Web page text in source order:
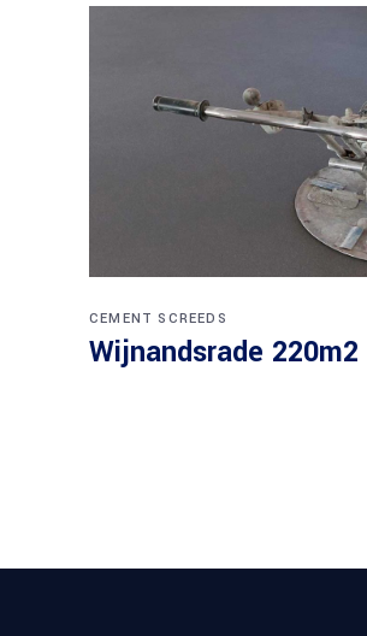
CEMENT SCREEDS
Wijnandsrade